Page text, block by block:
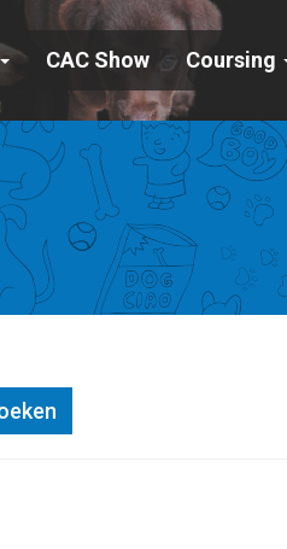
CAC Show Coursing